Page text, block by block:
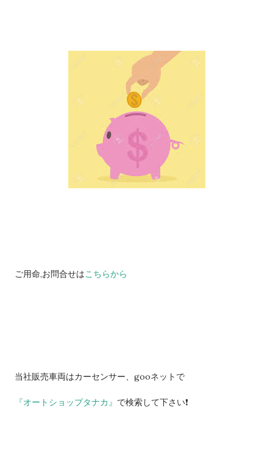
ご用命,お問合せはこちらから
当社販売車両はカーセンサー、gooネットで
『オートショップタナカ』 で検索して下さい❗️